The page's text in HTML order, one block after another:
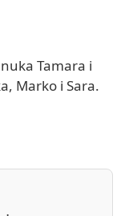
Tamara i
Marko i Sara.